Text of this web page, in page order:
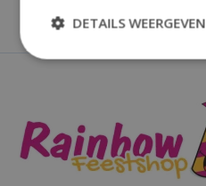
DETAILS WEERGEVEN